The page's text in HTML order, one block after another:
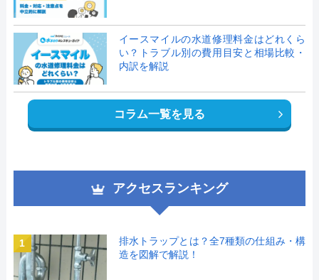
イースマイルの水道修理料金はどれくら
い？トラブル別の費用目安と相場比較・
内訳を解説
コラム一覧を見る
アクセスランキング
1
排水トラップとは？全7種類の仕組み・構
造を図解で解説！